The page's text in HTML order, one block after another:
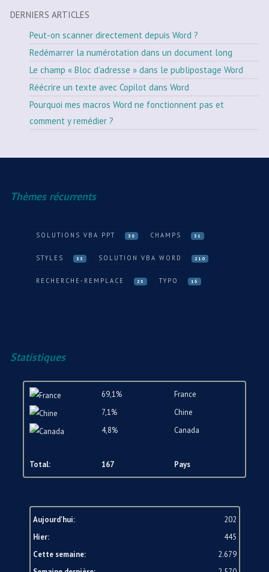
DERNIERS ARTICLES
Peut-on scanner directement depuis Word ?
Redémarrer la numérotation dans un document long
Le champ « Bloc d’adresse » dans le publipostage Word
Réécrire un texte avec Copilot dans Word
Pourquoi mes macros Word ne fonctionnent pas et
comment y remédier ?
Thèmes récurrents
SOLUTIONS VBA PPT 39 CHAMPS 31
STYLES 33 SOLUTION VBA WORD 210
RECHERCHE-REMPLACE 25 TYPO 16
Statistiques
69,1%
France
7,1%
Chine
4,8%
Canada
Total: 167 Pays
Aujourd'hui:
202
Hier:
445
Cette semaine:
2.679